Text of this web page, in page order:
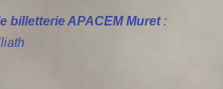
billetterie APACEM Muret: